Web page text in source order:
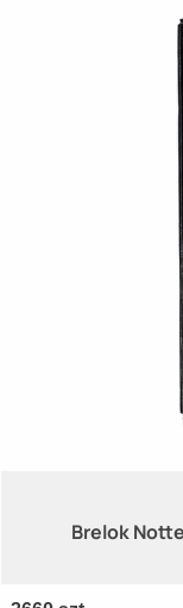
Brelok